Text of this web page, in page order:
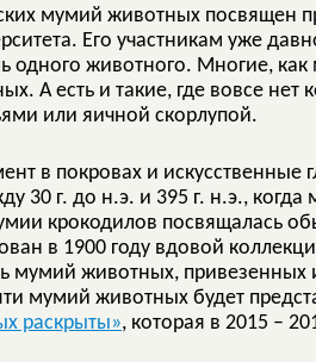
мумий животных посвящен
Его участникам уже
одного животного. Многие,
А есть и такие, где вовсе
или яичной скорлупой.
в покровах и искусственные
30 г. до н.э. и 395 г. н.э.,
крокодилов посвящалась
в 1900 году вдовой
мумий животных, привезенных
мумий животных будет
раскрыты», которая в 2015 –